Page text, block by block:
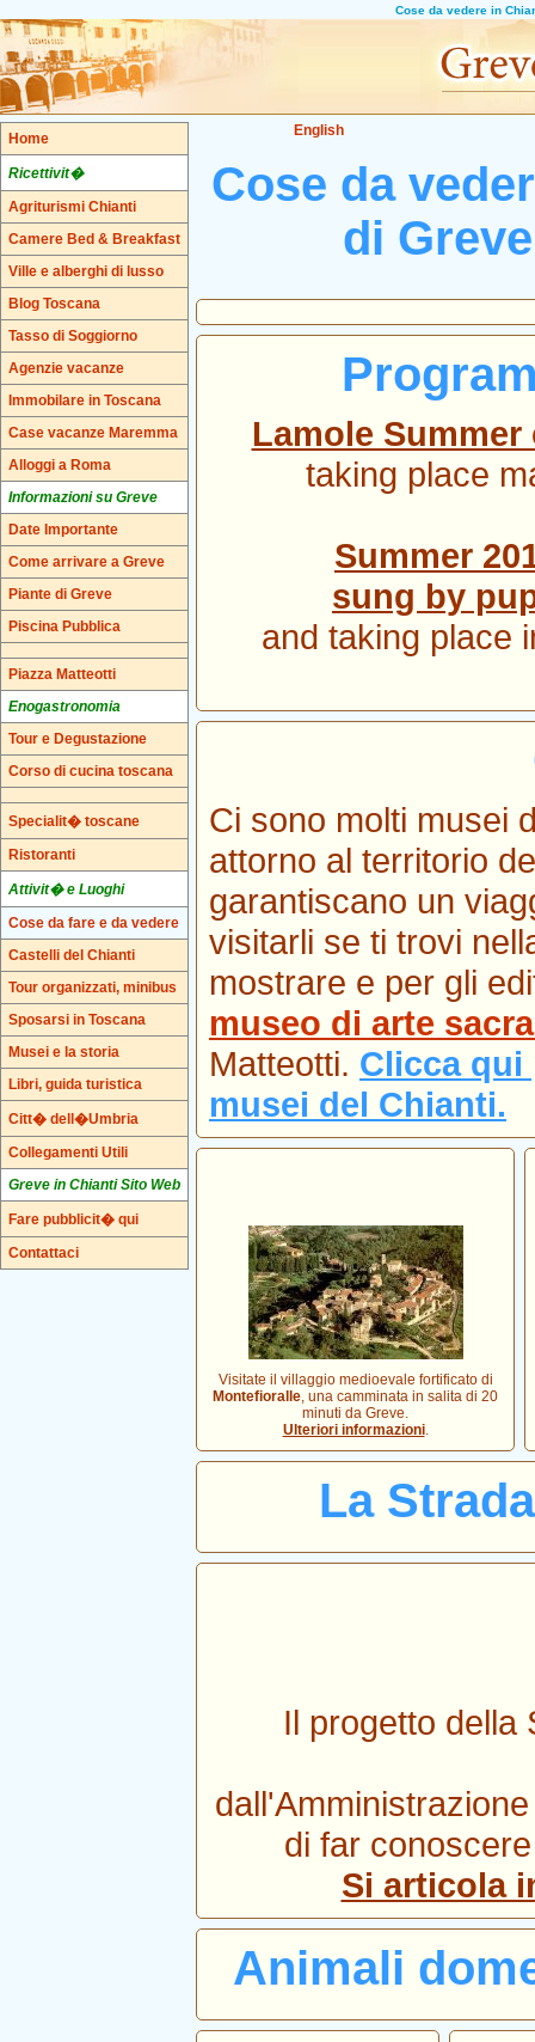
Cose da vedere in
Home
Ricettivit�
Agriturismi Chianti
Camere Bed & Breakfast
Ville e alberghi di lusso
Blog Toscana
Tasso di Soggiorno
Agenzie vacanze
Immobilare in Toscana
Case vacanze Maremma
Alloggi a Roma
Informazioni su Greve
Date Importante
Come arrivare a Greve
Piante di Greve
Piscina Pubblica
Piazza Matteotti
Enogastronomia
Tour e Degustazione
Corso di cucina toscana
Specialit� toscane
Ristoranti
Attivit� e Luoghi
Cose da fare e da vedere
Castelli del Chianti
Tour organizzati, minibus
Sposarsi in Toscana
Musei e la storia
Libri, guida turistica
Citt� dell�Umbria
Collegamenti Utili
Greve in Chianti Sito Web
Fare pubblicit� qui
Contattaci
English
Cose da
di
Lamole
taking place
Summer
sung by
and taking place
Ci sono molti musei
attorno al territorio
garantiscano un
visitarli se ti trovi
mostrare e per gli
museo di arte
Matteotti. Clicca qui
musei del Chianti.
Visitate il villaggio medioevale fortificato di
Montefioralle, una camminata in salita di 20
minuti da Greve.
Ulteriori informazioni.
La
Il progetto della
di far
Si articola
Animali